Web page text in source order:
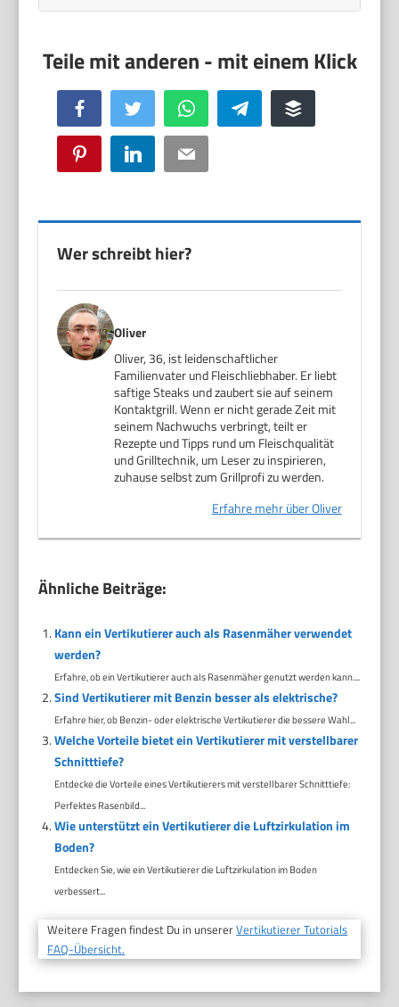
Facebook Twitter WhatsApp Telegram Buffer
Pinterest LinkedIn Email
Wer schreibt hier?
Oliver
Oliver, 36, ist leidenschaftlicher
Familienvater und Fleischliebhaber. Er liebt
saftige Steaks und zaubert sie auf seinem
Kontaktgrill. Wenn er nicht gerade Zeit mit
seinem Nachwuchs verbringt, teilt er
Rezepte und Tipps rund um Fleischqualität
und Grilltechnik, um Leser zu inspirieren,
zuhause selbst zum Grillprofi zu werden.
Erfahre mehr über Oliver
Ähnliche Beiträge:
Kann ein Vertikutierer auch als Rasenmäher verwendet
werden?
Erfahre, ob ein Vertikutierer auch als Rasenmäher genutzt werden kann....
Sind Vertikutierer mit Benzin besser als elektrische?
Erfahre hier, ob Benzin- oder elektrische Vertikutierer die bessere Wahl...
Welche Vorteile bietet ein Vertikutierer mit verstellbarer
Schnitttiefe?
Entdecke die Vorteile eines Vertikutierers mit verstellbarer Schnitttiefe:
Perfektes Rasenbild...
Wie unterstützt ein Vertikutierer die Luftzirkulation im
Boden?
Entdecken Sie, wie ein Vertikutierer die Luftzirkulation im Boden
verbessert...
Weitere Fragen findest Du in unsererVertikutierer Tutorials
FAQ-Übersicht.